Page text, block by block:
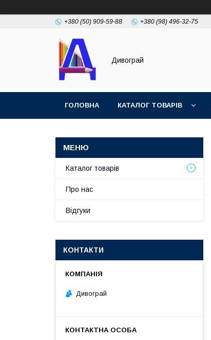
+380 (50) 909-59-88 +380 (98) 496-32-75
Дивограй
ГОЛОВНА КАТАЛОГ ТОВАРІВ
Каталог товарів
Про нас
Відгуки
КОНТАКТИ
Дивограй